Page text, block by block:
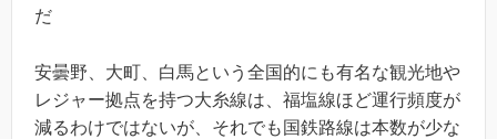
だ
安曇野、大町、白馬という全国的にも有名な観光地や
レジャー拠点を持つ大糸線は、福塩線ほど運行頻度が
減るわけではないが、それでも国鉄路線は本数が少な